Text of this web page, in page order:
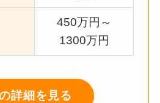
450万円～
1300万円
詳細を見る